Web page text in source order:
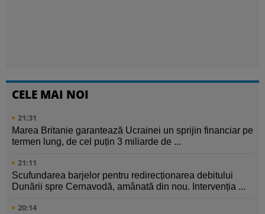
CELE MAI NOI
21:31
Marea Britanie garantează Ucrainei un sprijin financiar pe
termen lung, de cel puțin 3 miliarde de ...
21:11
Scufundarea barjelor pentru redirecționarea debitului
Dunării spre Cernavodă, amânată din nou. Intervenția ...
20:14